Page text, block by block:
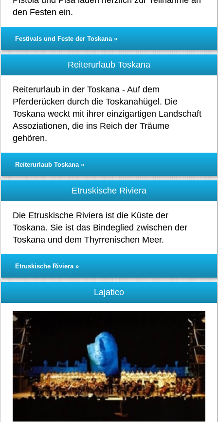
den Festen ein.
Festivals und Feste der Toskana »
Reiterurlaub Toskana
Reiterurlaub in der Toskana - Auf dem
Pferderücken durch die Toskanahügel. Die
Toskana weckt mit ihrer einzigartigen Landschaft
Assoziationen, die ins Reich der Träume
gehören.
Reiterurlaub Toskana »
Etruskische Riviera
Die Etruskische Riviera ist die Küste der
Toskana. Sie ist das Bindeglied zwischen der
Toskana und dem Thyrrenischen Meer.
Etruskische Riviera »
Lajatico